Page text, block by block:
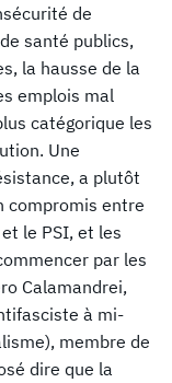
de
santé publics,
la hausse de la
emplois mal
catégorique les
Une
a plutôt
compromis entre
le PSI, et les
par les
Calamandrei,
à mi-
membre de
dire que la